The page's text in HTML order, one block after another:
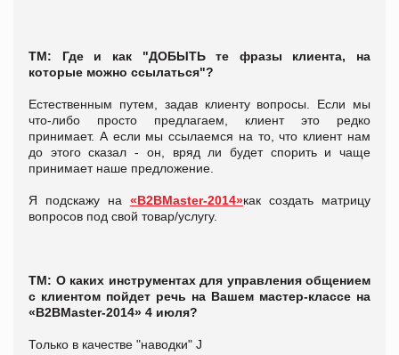
ТМ: Где и как "ДОБЫТЬ те фразы клиента, на
которые можно ссылаться"?
Естественным путем, задав клиенту вопросы. Если мы
что-либо просто предлагаем, клиент это редко
принимает. А если мы ссылаемся на то, что клиент нам
до этого сказал - он, вряд ли будет спорить и чаще
принимает наше предложение.
Я подскажу на «B2BMaster-2014»как создать матрицу
вопросов под свой товар/услугу.
ТМ: О каких инструментах для управления общением
с клиентом пойдет речь на Вашем мастер-классе на
«B2BMaster-2014» 4 июля?
Только в качестве "наводки" J